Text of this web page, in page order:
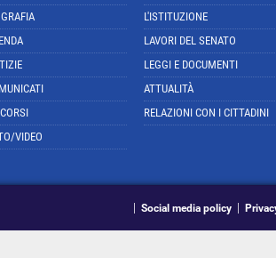
VIDEO
L'ISTITUZIONE
LAVORI DEL SENATO
LEGGI E DOCUMENTI
ATTUALITÀ
RELAZIONI CON I CITTADINI
Social media policy